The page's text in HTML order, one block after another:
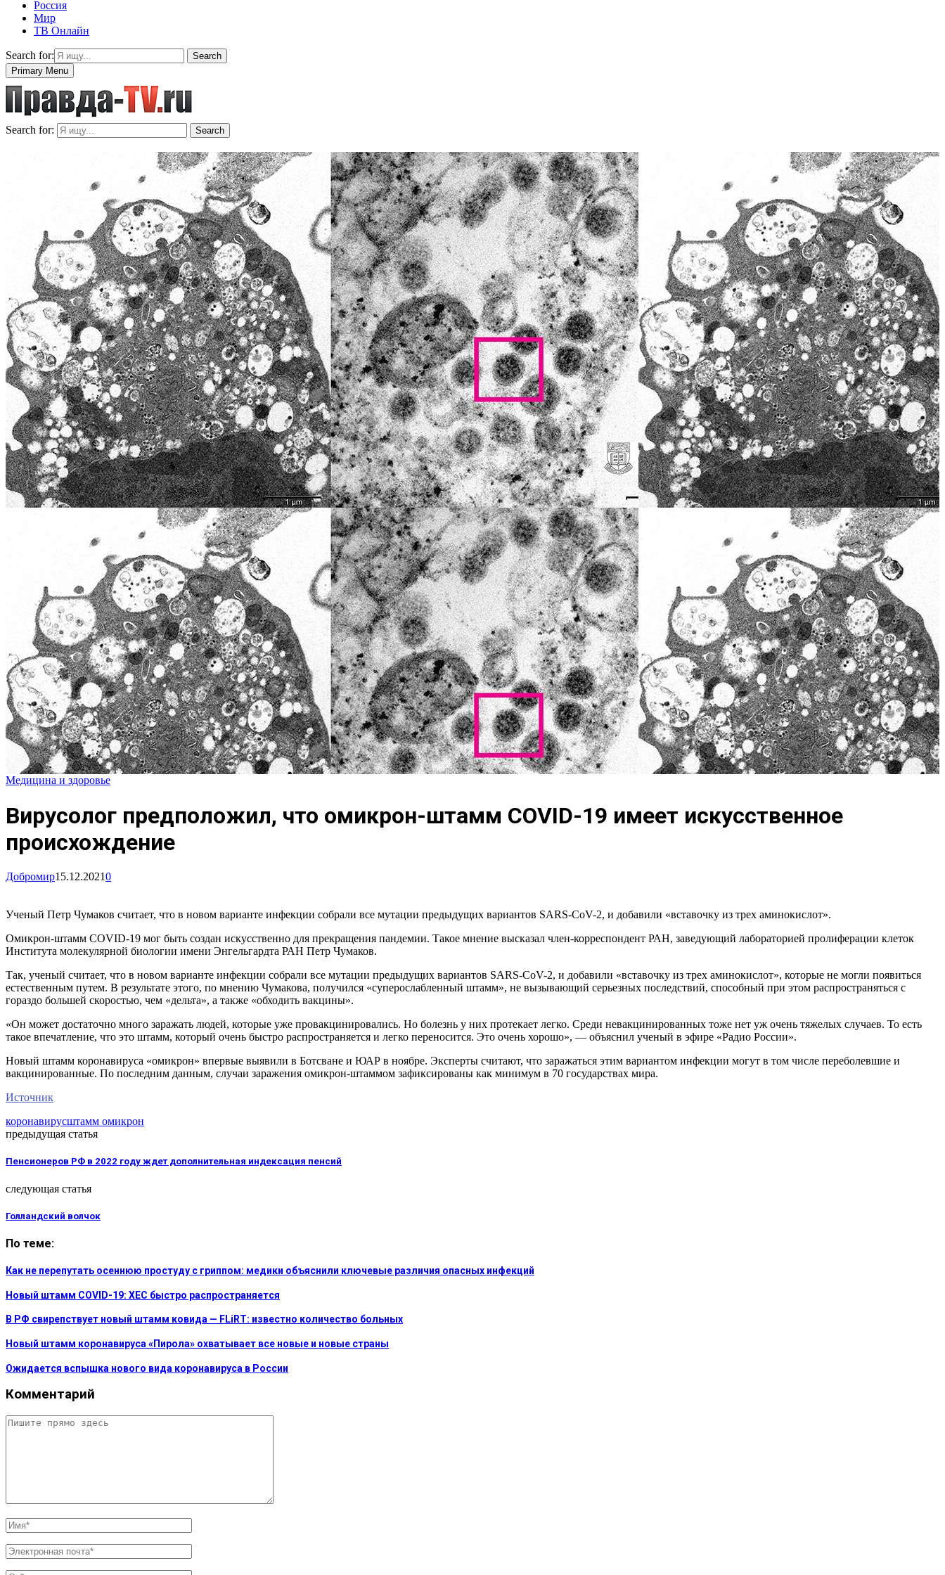
Россия
Мир
ТВ Онлайн
Search for:
Search
Primary Menu
Search for: Search
Медицина и здоровье
Вирусолог предположил, что омикрон-штамм COVID-19 имеет искусственное
происхождение
Добромир15.12.20210
Ученый Петр Чумаков считает, что в новом варианте инфекции собрали все мутации предыдущих вариантов SARS-CoV-2, и добавили «вставочку из трех аминокислот».
Омикрон-штамм COVID-19 мог быть создан искусственно для прекращения пандемии. Такое мнение высказал член-корреспондент РАН, заведующий лабораторией пролиферации клеток
Института молекулярной биологии имени Энгельгардта РАН Петр Чумаков.
Так, ученый считает, что в новом варианте инфекции собрали все мутации предыдущих вариантов SARS-CoV-2, и добавили «вставочку из трех аминокислот», которые не могли появиться
естественным путем. В результате этого, по мнению Чумакова, получился «суперослабленный штамм», не вызывающий серьезных последствий, способный при этом распространяться с
гораздо большей скоростью, чем «дельта», а также «обходить вакцины».
«Он может достаточно много заражать людей, которые уже провакцинировались. Но болезнь у них протекает легко. Среди невакцинированных тоже нет уж очень тяжелых случаев. То есть
такое впечатление, что это штамм, который очень быстро распространяется и легко переносится. Это очень хорошо», — объяснил ученый в эфире «Радио России».
Новый штамм коронавируса «омикрон» впервые выявили в Ботсване и ЮАР в ноябре. Эксперты считают, что заражаться этим вариантом инфекции могут в том числе переболевшие и
вакцинированные. По последним данным, случаи заражения омикрон-штаммом зафиксированы как минимум в 70 государствах мира.
Источник
коронавирусштамм омикрон
предыдущая статья
Пенсионеров РФ в 2022 году ждет дополнительная индексация пенсий
следующая статья
Голландский волчок
По теме:
Как не перепутать осеннюю простуду с гриппом: медики объяснили ключевые различия опасных инфекций
Новый штамм COVID-19: XEC быстро распространяется
В РФ свирепствует новый штамм ковида — FLiRT: известно количество больных
Новый штамм коронавируса «Пирола» охватывает все новые и новые страны
Ожидается вспышка нового вида коронавируса в России
Комментарий